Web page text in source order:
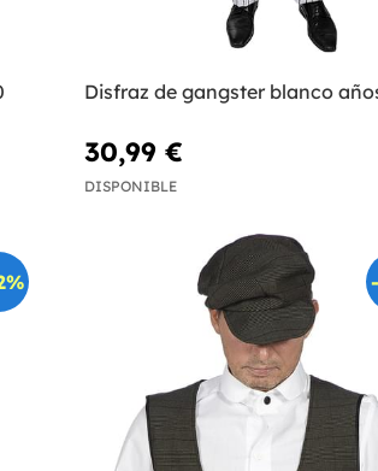
Disfraz de gangster blanco
30,99 €
DISPONIBLE